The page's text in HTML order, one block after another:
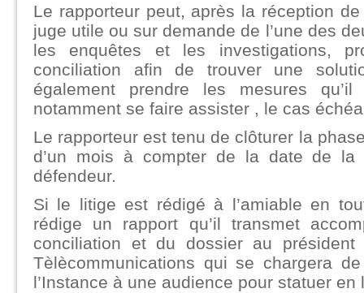
Le rapporteur peut, après la réception
juge utile ou sur demande de l’une des
les enquêtes et les investigations,
conciliation afin de trouver une
également prendre les mesures
notamment se faire assister , le cas
Le rapporteur est tenu de clôturer la
d’un mois à compter de la date de
défendeur.
Si le litige est rédigé à l’amiable en
rédige un rapport qu’il transmet
conciliation et du dossier au président
Tèlècommunications qui se chargera
l’Instance à une audience pour statuer en